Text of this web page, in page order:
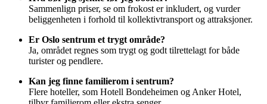
Sammenlign priser, se om frokost er inkludert, og vurder
beliggenheten i forhold til kollektivtransport og attraksjoner.
Er Oslo sentrum et trygt område?
Ja, området regnes som trygt og godt tilrettelagt for både
turister og pendlere.
Kan jeg finne familierom i sentrum?
Flere hoteller, som Hotell Bondeheimen og Anker Hotel,